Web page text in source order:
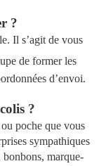
?
Il s’agit de vous
de former les
d’envoi.
?
poche que vous
sympathiques
marque-